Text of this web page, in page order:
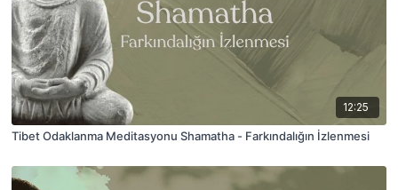
12:25
Tibet Odaklanma Meditasyonu Shamatha - Farkındalığın İzlenmesi